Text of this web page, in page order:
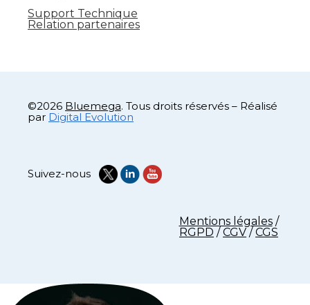
Support Technique
Relation partenaires
©2026 Bluemega. Tous droits réservés – Réalisé
par Digital Evolution
Suivez-nous
Mentions légales/
RGPD /CGV /CGS